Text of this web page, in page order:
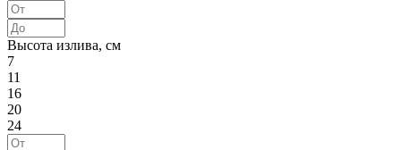
Высота излива, см
7
11
16
20
24